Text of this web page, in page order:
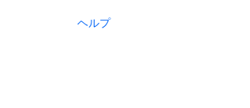
ヘルプ